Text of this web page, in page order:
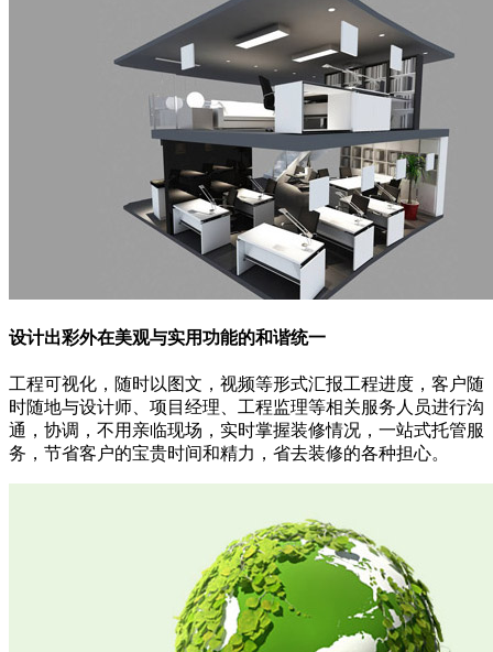
设计出彩外在美观与实用功能的和谐统一
工程可视化，随时以图文，视频等形式汇报工程进度，客户随
时随地与设计师、项目经理、工程监理等相关服务人员进行沟
通，协调，不用亲临现场，实时掌握装修情况，一站式托管服
务，节省客户的宝贵时间和精力，省去装修的各种担心。